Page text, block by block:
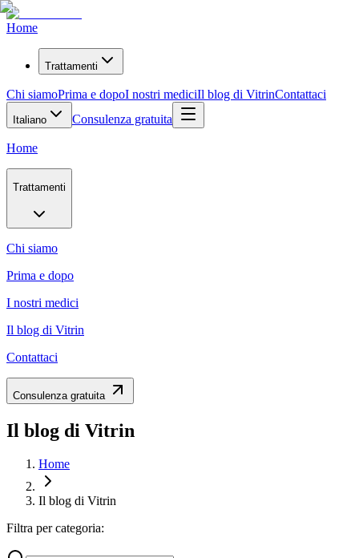
Home
Trattamenti
Chi siamoPrima e dopoI nostri mediciIl blog di VitrinContattaci
Italiano Consulenza gratuita
Home
Trattamenti
Chi siamo
Prima e dopo
I nostri medici
Il blog di Vitrin
Contattaci
Consulenza gratuita
Il blog di Vitrin
Home
Il blog di Vitrin
Filtra per categoria: